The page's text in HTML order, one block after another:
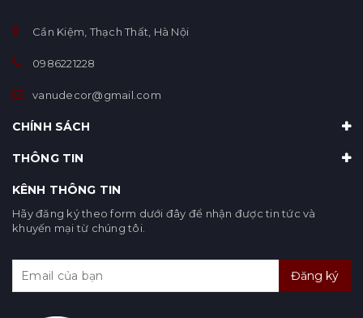
Cần Kiệm, Thạch Thất, Hà Nội
0986221228
vanudecor@gmail.com
CHÍNH SÁCH
THÔNG TIN
KÊNH THÔNG TIN
Hãy đăng ký theo form dưới đây để nhận được tin tức và
khuyến mại từ chúng tôi.
Đăng ký